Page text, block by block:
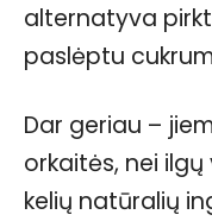
alternatyva
paslėptu
Dar geriau –
orkaitės, nei
kelių natūralių